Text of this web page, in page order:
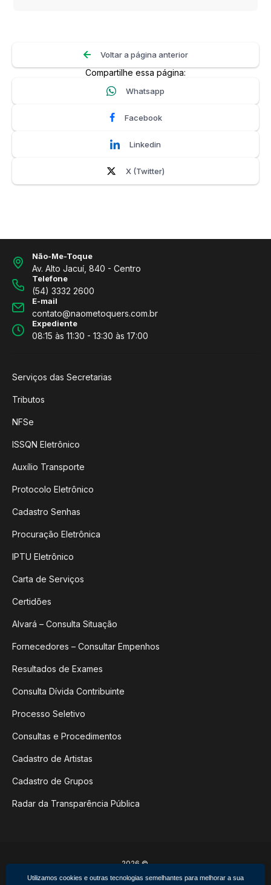
Voltar a página anterior
Compartilhe essa página:
Whatsapp
Facebook
Linkedin
X (Twitter)
Não-Me-Toque
Av. Alto Jacuí, 840 - Centro
Telefone
(54) 3332 2600
E-mail
contato@naometoquers.com.br
Expediente
08:15 às 11:30 - 13:30 às 17:00
Serviços das Secretarias
Tributos
NFSe
ISSQN Eletrônico
Auxílio Transporte
Protocolo Eletrônico
Cadastro Senhas
Procuração Eletrônica
IPTU Eletrônico
Carta de Serviços
Certidões
Alvará – Consulta Situação
Fornecedores – Consultar Empenhos
Resultados de Exames
Consulta Dívida Contribuinte
Processo Seletivo
Consultas e Procedimentos
Cadastro de Artistas
Cadastro de Grupos
Radar da Transparência Pública
2026 ©
Todos os direitos reservados.
Utilizamos cookies e outras tecnologias semelhantes para melhorar a sua